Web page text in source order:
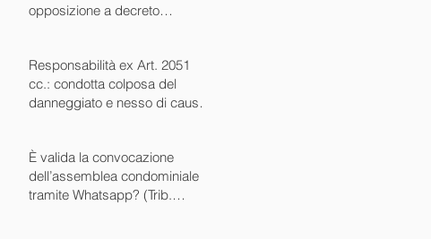
opposizione a decreto
Responsabilità ex Art. 2051
cc.: condotta colposa del
danneggiato e nesso di causa
È valida la convocazione
dell’assemblea condominiale
tramite Whatsapp? (Trib.